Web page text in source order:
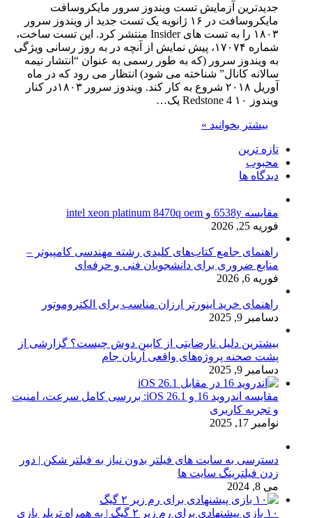
جدیدترین آزمایش تست ویندوز سرور مایکروسافت
مایکروسافت در ۱۶ ژانویه یک تست جدید از ویندوز سرور
۱۸۰۳ را به تست های Insider منتشر کرد. این تست ساخت،
شماره ۱۷۰۷۴، پیش نمایش از آنچه در به روز رسانی ویژگی
به ویندوز سرور (که به طور رسمی به عنوان “انتشار نیمه
سالانه کانال” شناخته می شود) انتظار می رود که در ماه
آوریل ۲۰۱۸ شروع به کار کند. ویندوز سرور ۱۸۰۳در کنار
ویندوز ۱۰ Redstone 4 یک…
بیشتر بخوانید »
تازه ترین
محبوب
دیدگاه ها
مقایسه 6538y و intel xeon platinum 8470q oem
فوریه 25, 2026
راهنمای جامع کتاب‌های کلیدی رشته مهندسی کامپیوتر –
منابع ضروری برای دانشجویان فنی و حرفه‌ای
فوریه 6, 2026
راهنمای خرید اینورتر ارزان مناسب برای الکتروموتور
دسامبر 9, 2025
بیشترین دلیل نارضایتی از کابین دوش چیست؟ گزارشی از
پشت صحنه پروژه‌های واقعی آریان جام
دسامبر 9, 2025
مقایسه اندروید 16 و iOS 26.1: بررسی کامل سرعت، امنیت
و تجربه کاربری
نوامبر 17, 2025
دسترسی به سایت های فیلتر بدون نیاز به فیلتر شکن | دور
زدن فیلترینگ سایت ها
می 8, 2024
۱۰ بازی پیشنهادی برای رم زیر ۲ گیگ | به همراه تریلر بازی